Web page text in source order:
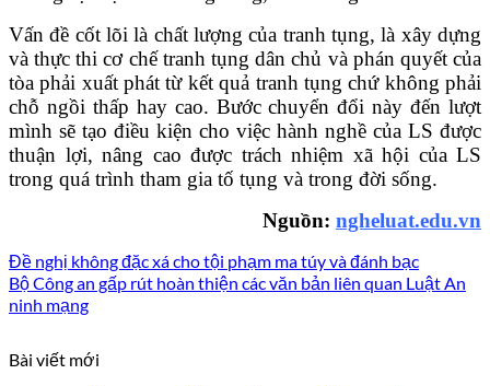
Vấn đề cốt lõi là chất lượng của tranh tụng, là xây dựng
và thực thi cơ chế tranh tụng dân chủ và phán quyết của
tòa phải xuất phát từ kết quả tranh tụng chứ không phải
chỗ ngồi thấp hay cao. Bước chuyển đổi này đến lượt
mình sẽ tạo điều kiện cho việc hành nghề của LS được
thuận lợi, nâng cao được trách nhiệm xã hội của LS
trong quá trình tham gia tố tụng và trong đời sống.
Nguồn: ngheluat.edu.vn
Đề nghị không đặc xá cho tội phạm ma túy và đánh bạc
Bộ Công an gấp rút hoàn thiện các văn bản liên quan Luật An
ninh mạng
Bài viết mới